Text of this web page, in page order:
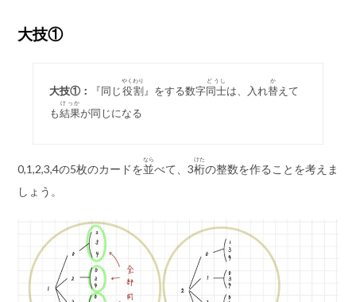
大技①
大技①： 『同じ役割
やくわり
』をする数字同士
どうし
は、入れ替
か
えて
も結果
けっか
が同じになる
0,1,2,3,4の5枚のカードを並
なら
べて、3桁
けた
の整数を作ることを考えま
しょう。